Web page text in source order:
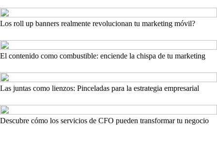
Los roll up banners realmente revolucionan tu marketing móvil?
El contenido como combustible: enciende la chispa de tu marketing
Las juntas como lienzos: Pinceladas para la estrategia empresarial
Descubre cómo los servicios de CFO pueden transformar tu negocio